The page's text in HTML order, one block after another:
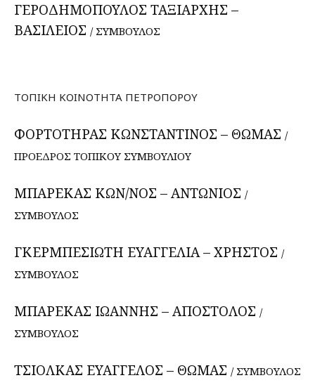
ΓΕΡΟΔΗΜΟΠΟΥΛΟΣ ΤΑΞΙΑΡΧΗΣ –
ΒΑΣΙΛΕΙΟΣ / ΣΥΜΒΟΥΛΟΣ
ΤΟΠΙΚΗ ΚΟΙΝΟΤΗΤΑ ΠΕΤΡΟΠΟΡΟΥ
ΦΟΡΤΟΤΗΡΑΣ ΚΩΝΣΤΑΝΤΙΝΟΣ – ΘΩΜΑΣ /
ΠΡΟΕΔΡΟΣ ΤΟΠΙΚΟΥ ΣΥΜΒΟΥΛΙΟΥ
ΜΠΑΡΕΚΑΣ ΚΩΝ/ΝΟΣ – ΑΝΤΩΝΙΟΣ /
ΣΥΜΒΟΥΛΟΣ
ΓΚΕΡΜΠΕΣΙΩΤΗ ΕΥΑΓΓΕΛΙΑ – ΧΡΗΣΤΟΣ /
ΣΥΜΒΟΥΛΟΣ
ΜΠΑΡΕΚΑΣ ΙΩΑΝΝΗΣ – ΑΠΟΣΤΟΛΟΣ /
ΣΥΜΒΟΥΛΟΣ
ΤΣΙΟΛΚΑΣ ΕΥΑΓΓΕΛΟΣ – ΘΩΜΑΣ / ΣΥΜΒΟΥΛΟΣ